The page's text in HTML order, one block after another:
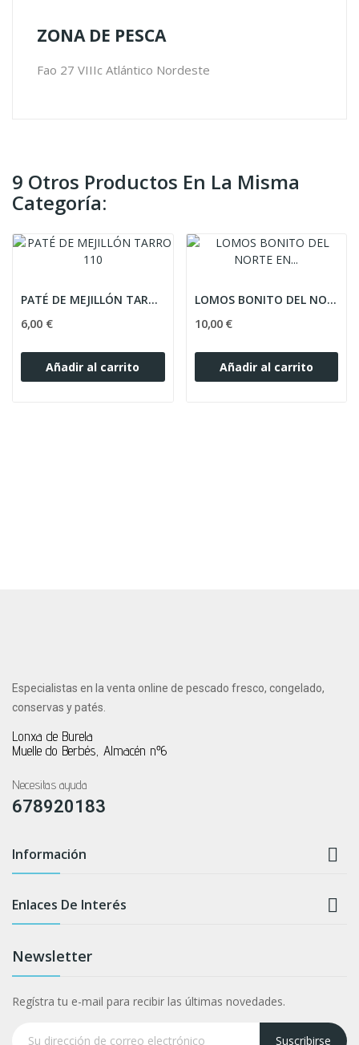
ZONA DE PESCA
Fao 27 VIIIc Atlántico Nordeste
9 Otros Productos En La Misma
Categoría:
PATÉ DE MEJILLÓN TARRO 110
6,00 €
Añadir al carrito
LOMOS BONITO DEL NORTE EN ACEITE DE OLIVA T320
10,00 €
Añadir al carrito
Especialistas en la venta online de pescado fresco, congelado,
conservas y patés.
Lonxa de Burela
Muelle do Berbés, Almacén nº6
Necesitas ayuda
678920183
Información 
Enlaces De Interés 
Newsletter
Regístra tu e-mail para recibir las últimas novedades.
Suscribirse